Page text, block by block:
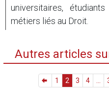
universitaires,
métiers liés au Droit.
Autres articles
1 2 3 4